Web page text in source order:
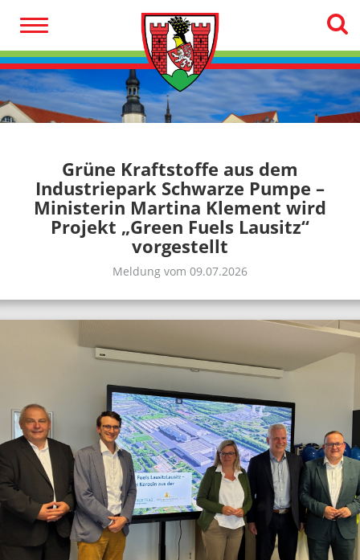
Grüne Kraftstoffe aus dem
Industriepark Schwarze Pumpe –
Ministerin Martina Klement wird
Projekt „Green Fuels Lausitz“
vorgestellt
Meldung vom 09.07.2026